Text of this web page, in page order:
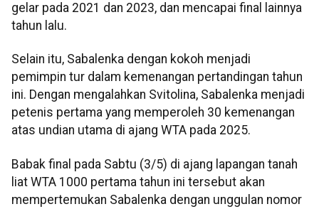
gelar pada 2021 dan 2023, dan mencapai final lainnya
tahun lalu.
Selain itu, Sabalenka dengan kokoh menjadi
pemimpin tur dalam kemenangan pertandingan tahun
ini. Dengan mengalahkan Svitolina, Sabalenka menjadi
petenis pertama yang memperoleh 30 kemenangan
atas undian utama di ajang WTA pada 2025.
Babak final pada Sabtu (3/5) di ajang lapangan tanah
liat WTA 1000 pertama tahun ini tersebut akan
mempertemukan Sabalenka dengan unggulan nomor